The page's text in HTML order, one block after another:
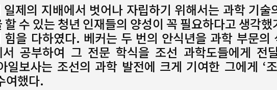
제의 지배에서 벗어나 자립하기 위해서는 과학 기술
할 수 있는 청년 인재들의 양성이 꼭 필요하다고 생각했
힘을 다하였다. 베커는 두 번의 안식년을 과학 부문의
서 공부하여 그 전문 학식을 조선 과학도들에게 전
일보사는 조선의 과학 발전에 크게 기여한 그에게 ‘
여했다.